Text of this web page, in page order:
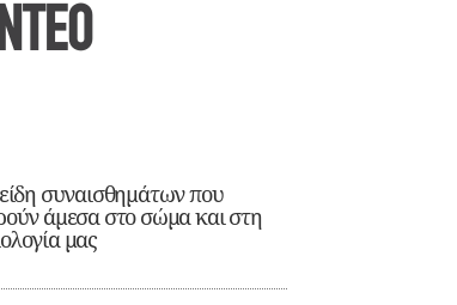
συναισθημάτων που
άμεσα στο σώμα και στη
μας